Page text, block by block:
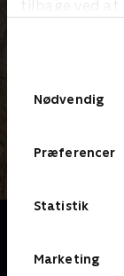
tilbage ved at
Nødvendig
Præferencer
Statistik
Marketing
Tømrerne
samt